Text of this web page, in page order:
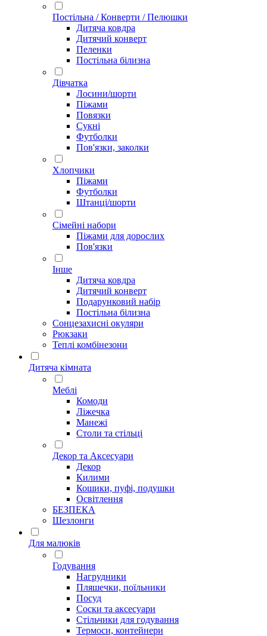
Постільна / Конверти / Пелюшки
Дитяча ковдра
Дитячий конверт
Пеленки
Постільна білизна
Дівчатка
Лосини/шорти
Піжами
Повязки
Сукні
Футболки
Пов'язки, заколки
Хлопчики
Піжами
Футболки
Штанці/шорти
Сімейні набори
Піжами для дорослих
Пов'язки
Інше
Дитяча ковдра
Дитячий конверт
Подарунковий набір
Постільна білизна
Сонцезахисні окуляри
Рюкзаки
Теплі комбінезони
Дитяча кімната
Меблі
Комоди
Ліжечка
Манежі
Столи та стільці
Декор та Аксесуари
Декор
Килими
Кошики, пуфі, подушки
Освітлення
БЕЗПЕКА
Шезлонги
Для малюків
Годування
Нагрудники
Пляшечки, поїльники
Посуд
Соски та аксесуари
Стільчики для годування
Термоси, контейнери